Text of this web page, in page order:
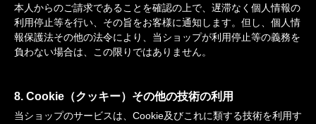
本人からのご請求であることを確認の上で、遅滞なく個人情報の
利用停止等を行い、その旨をお客様に通知します。但し、個人情
報保護法その他の法令により、当ショップが利用停止等の義務を
負わない場合は、この限りではありません。
8. Cookie（クッキー）その他の技術の利用
当ショップのサービスは、Cookie及びこれに類する技術を利用す